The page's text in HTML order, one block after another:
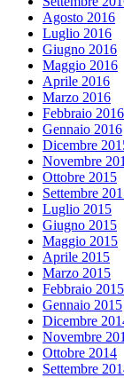
Agosto 2016
Luglio 2016
Giugno 2016
Maggio 2016
Aprile 2016
Marzo 2016
Febbraio 2016
Gennaio 2016
Dicembre
Novembre
Ottobre 2015
Settembre
Luglio 2015
Giugno 2015
Maggio 2015
Aprile 2015
Marzo 2015
Febbraio 2015
Gennaio 2015
Dicembre
Novembre
Ottobre 2014
Settembre